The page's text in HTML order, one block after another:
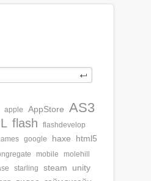
apple AppStore AS3
flash flashdevelop
google haxe
html5
mobile molehill
starling steam unity